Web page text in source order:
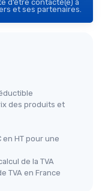
d’être contacté(e) à
et ses partenaires.
des produits et
en HT pour une
de la TVA
TVA en France